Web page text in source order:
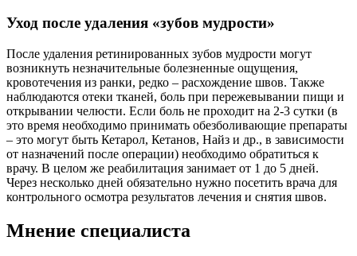
Уход после удаления «зубов мудрости»
После удаления ретинированных зубов мудрости могут
возникнуть незначительные болезненные ощущения,
кровотечения из ранки, редко – расхождение швов. Также
наблюдаются отеки тканей, боль при пережевывании пищи и
открывании челюсти. Если боль не проходит на 2-3 сутки (в
это время необходимо принимать обезболивающие препараты
– это могут быть Кетарол, Кетанов, Найз и др., в зависимости
от назначений после операции) необходимо обратиться к
врачу. В целом же реабилитация занимает от 1 до 5 дней.
Через несколько дней обязательно нужно посетить врача для
контрольного осмотра результатов лечения и снятия швов.
Мнение специалиста